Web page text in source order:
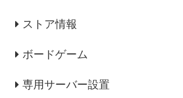
ストア情報
ボードゲーム
専用サーバー設置